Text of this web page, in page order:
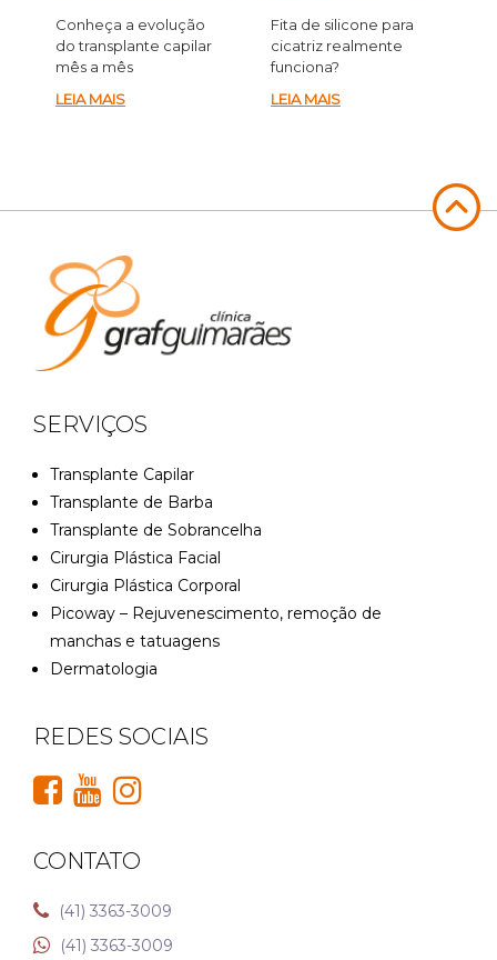
Conheça a evolução
do transplante capilar
mês a mês
LEIA MAIS
Fita de silicone para
cicatriz realmente
funciona?
LEIA MAIS
SERVIÇOS
Transplante Capilar
Transplante de Barba
Transplante de Sobrancelha
Cirurgia Plástica Facial
Cirurgia Plástica Corporal
Picoway – Rejuvenescimento, remoção de
manchas e tatuagens
Dermatologia
REDES SOCIAIS
CONTATO
(41) 3363-3009
(41) 3363-3009